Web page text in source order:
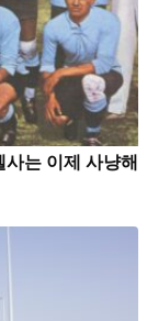
는 이제 사냥해